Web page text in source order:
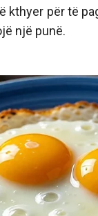
kthyer për të
një punë.